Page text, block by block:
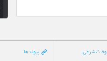
شرعی پیوندها